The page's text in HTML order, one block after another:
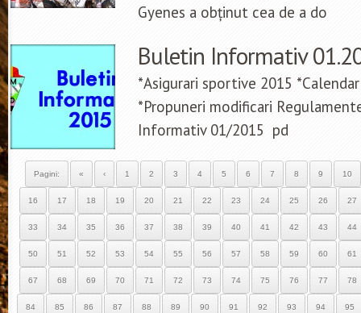
Gyenes a obținut cea de a do
Buletin Informativ
*Asigurari sportive 2015
*Propuneri modificari
Informativ 01/2015 pd
Pagini: « ‹ 1 2 3 4 5 6 7 8 9 10
16 17 18 19 20 21 22 23 24 25 26 27
33 34 35 36 37 38 39 40 41 42 43 44
50 51 52 53 54 55 56 57 58 59 60 61
67 68 69 70 71 72 73 74 75 76 77 78
84 85 86 87 88 89 90 91 92 93 94 95